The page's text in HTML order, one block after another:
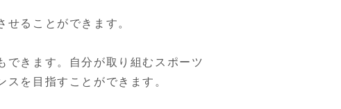
ることができます。
できます。自分が取り組むスポーツ
を目指すことができます。